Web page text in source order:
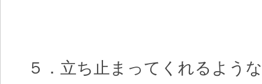
５．立ち止まってくれるよう